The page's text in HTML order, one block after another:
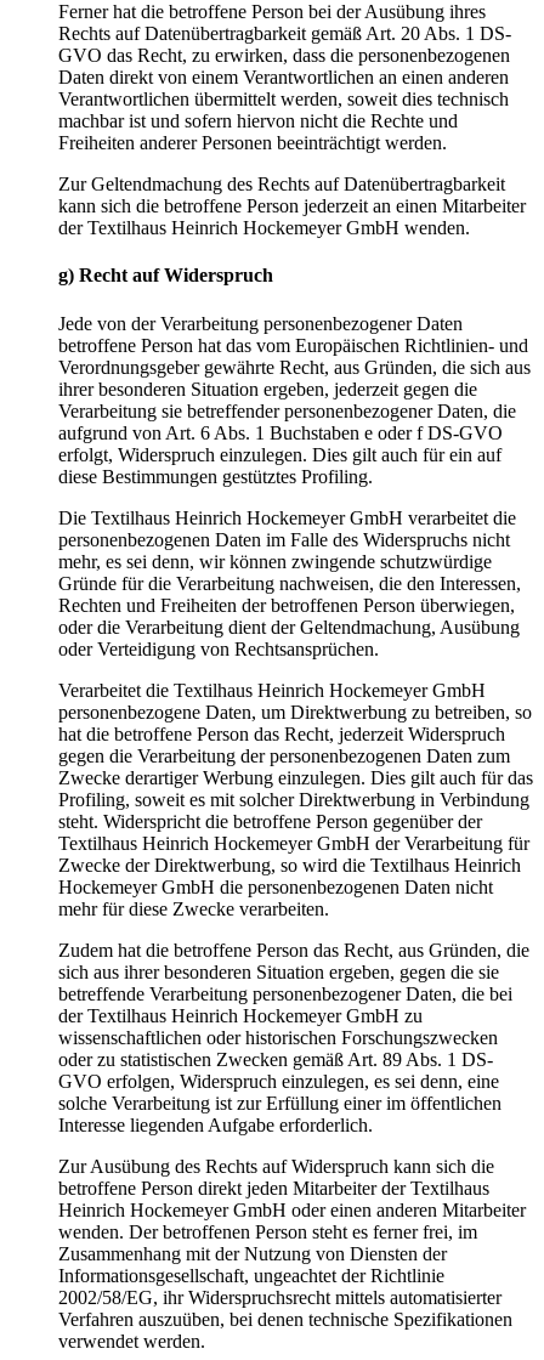
Ferner hat die betroffene Person bei der Ausübung ihres
Rechts auf Datenübertragbarkeit gemäß Art. 20 Abs. 1 DS-
GVO das Recht, zu erwirken, dass die personenbezogenen
Daten direkt von einem Verantwortlichen an einen anderen
Verantwortlichen übermittelt werden, soweit dies technisch
machbar ist und sofern hiervon nicht die Rechte und
Freiheiten anderer Personen beeinträchtigt werden.
Zur Geltendmachung des Rechts auf Datenübertragbarkeit
kann sich die betroffene Person jederzeit an einen Mitarbeiter
der Textilhaus Heinrich Hockemeyer GmbH wenden.
g) Recht auf Widerspruch
Jede von der Verarbeitung personenbezogener Daten
betroffene Person hat das vom Europäischen Richtlinien- und
Verordnungsgeber gewährte Recht, aus Gründen, die sich aus
ihrer besonderen Situation ergeben, jederzeit gegen die
Verarbeitung sie betreffender personenbezogener Daten, die
aufgrund von Art. 6 Abs. 1 Buchstaben e oder f DS-GVO
erfolgt, Widerspruch einzulegen. Dies gilt auch für ein auf
diese Bestimmungen gestütztes Profiling.
Die Textilhaus Heinrich Hockemeyer GmbH verarbeitet die
personenbezogenen Daten im Falle des Widerspruchs nicht
mehr, es sei denn, wir können zwingende schutzwürdige
Gründe für die Verarbeitung nachweisen, die den Interessen,
Rechten und Freiheiten der betroffenen Person überwiegen,
oder die Verarbeitung dient der Geltendmachung, Ausübung
oder Verteidigung von Rechtsansprüchen.
Verarbeitet die Textilhaus Heinrich Hockemeyer GmbH
personenbezogene Daten, um Direktwerbung zu betreiben, so
hat die betroffene Person das Recht, jederzeit Widerspruch
gegen die Verarbeitung der personenbezogenen Daten zum
Zwecke derartiger Werbung einzulegen. Dies gilt auch für das
Profiling, soweit es mit solcher Direktwerbung in Verbindung
steht. Widerspricht die betroffene Person gegenüber der
Textilhaus Heinrich Hockemeyer GmbH der Verarbeitung für
Zwecke der Direktwerbung, so wird die Textilhaus Heinrich
Hockemeyer GmbH die personenbezogenen Daten nicht
mehr für diese Zwecke verarbeiten.
Zudem hat die betroffene Person das Recht, aus Gründen, die
sich aus ihrer besonderen Situation ergeben, gegen die sie
betreffende Verarbeitung personenbezogener Daten, die bei
der Textilhaus Heinrich Hockemeyer GmbH zu
wissenschaftlichen oder historischen Forschungszwecken
oder zu statistischen Zwecken gemäß Art. 89 Abs. 1 DS-
GVO erfolgen, Widerspruch einzulegen, es sei denn, eine
solche Verarbeitung ist zur Erfüllung einer im öffentlichen
Interesse liegenden Aufgabe erforderlich.
Zur Ausübung des Rechts auf Widerspruch kann sich die
betroffene Person direkt jeden Mitarbeiter der Textilhaus
Heinrich Hockemeyer GmbH oder einen anderen Mitarbeiter
wenden. Der betroffenen Person steht es ferner frei, im
Zusammenhang mit der Nutzung von Diensten der
Informationsgesellschaft, ungeachtet der Richtlinie
2002/58/EG, ihr Widerspruchsrecht mittels automatisierter
Verfahren auszuüben, bei denen technische Spezifikationen
verwendet werden.